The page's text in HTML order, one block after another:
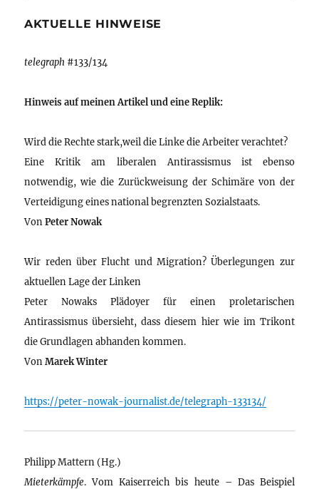
AKTUELLE HINWEISE
telegraph #133/134
Hinweis auf meinen Artikel und eine Replik:
Wird die Rechte stark,weil die Linke die Arbeiter verachtet?
Eine Kritik am liberalen Antirassismus ist ebenso
notwendig, wie die Zurückweisung der Schimäre von der
Verteidigung eines national begrenzten Sozialstaats.
VonPeter Nowak
Wir reden über Flucht und Migration? Überlegungen zur
aktuellen Lage der Linken
Peter Nowaks Plädoyer für einen proletarischen
Antirassismus übersieht, dass diesem hier wie im Trikont
die Grundlagen abhanden kommen.
VonMarek Winter
https://peter-nowak-journalist.de/telegraph-133134/
Philipp Mattern (Hg.)
Mieterkämpfe. Vom Kaiserreich bis heute – Das Beispiel